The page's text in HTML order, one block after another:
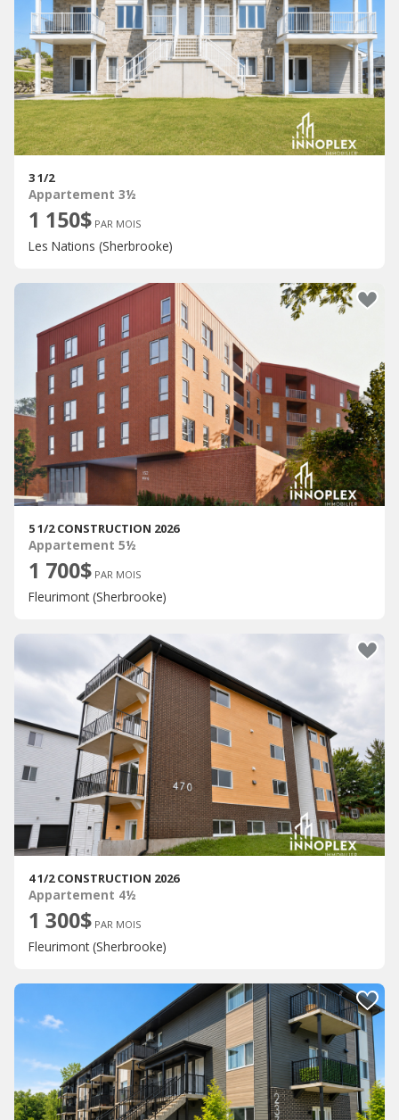
3 1/2
Appartement 3½
1 150$ PAR MOIS
Les Nations (Sherbrooke)
5 1/2 CONSTRUCTION 2026
Appartement 5½
1 700$ PAR MOIS
Fleurimont (Sherbrooke)
4 1/2 CONSTRUCTION 2026
Appartement 4½
1 300$ PAR MOIS
Fleurimont (Sherbrooke)